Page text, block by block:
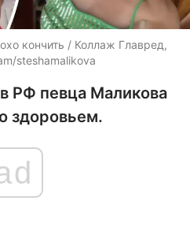
кончить / Коллаж Главред,
steshamalikova
РФ певца Маликова
здоровьем.